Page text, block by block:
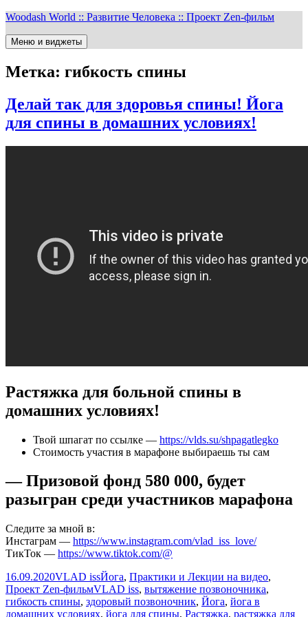
Перейти
содержимому
Woodash World :: Развитие Человека :: Проект Zen-фильм
Меню и виджеты
Метка: гибкость спины
Делай так для здоровья спины! Йога
для спины в домашних условиях!
Растяжка для больной спины в
домашних условиях!
Твой шпагат по ссылке — https://vlds.su/shpagatlegko
Стоимость участия в марафоне выбираешь ты сам
— Призовой фонд 580 000, будет
разыгран среди участников марафона
Следите за мной в:
Инстаграм — https://www.instagram.com/vlad_iss_love/
ТикТок — https://www.tiktok.com/@
Опубликовано
16.09.2020Автор
VLAD issРубрики
Йога, Практики и Лекции на видео,
Проект Zen-фильмМетки
VLAD iss, вытяжение позвоночника,
гибкость спины, здоровый позвоночник, Йога, йога в
домашних условиях, йога для спины, Растяжка, растяжка для